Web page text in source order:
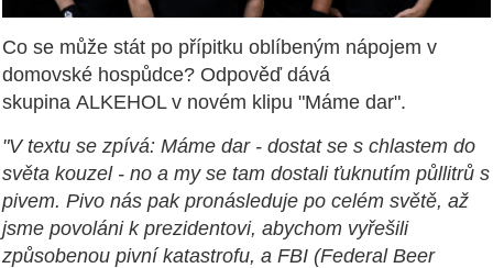
Co se může stát po přípitku oblíbeným nápojem v
domovské hospůdce? Odpověď dává
skupina ALKEHOL v novém klipu "Máme dar".
"V textu se zpívá: Máme dar - dostat se s chlastem do
světa kouzel - no a my se tam dostali ťuknutím půllitrů s
pivem. Pivo nás pak pronásleduje po celém světě, až
jsme povoláni k prezidentovi, abychom vyřešili
způsobenou pivní katastrofu, a FBI (Federal Beer